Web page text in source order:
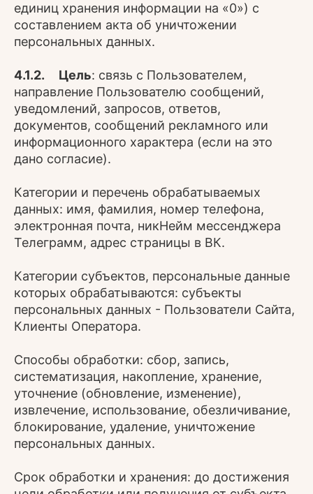
единиц хранения информации на «0») с
составлением акта об уничтожении
персональных данных.
4.1.2. Цель: связь с Пользователем,
направление Пользователю сообщений,
уведомлений, запросов, ответов,
документов, сообщений рекламного или
информационного характера (если на это
дано согласие).
Категории и перечень обрабатываемых
данных: имя, фамилия, номер телефона,
электронная почта, никНейм мессенджера
Телеграмм, адрес страницы в ВК.
Категории субъектов, персональные данные
которых обрабатываются: субъекты
персональных данных - Пользователи Сайта,
Клиенты Оператора.
Способы обработки: сбор, запись,
систематизация, накопление, хранение,
уточнение (обновление, изменение),
извлечение, использование, обезличивание,
блокирование, удаление, уничтожение
персональных данных.
Срок обработки и хранения: до достижения